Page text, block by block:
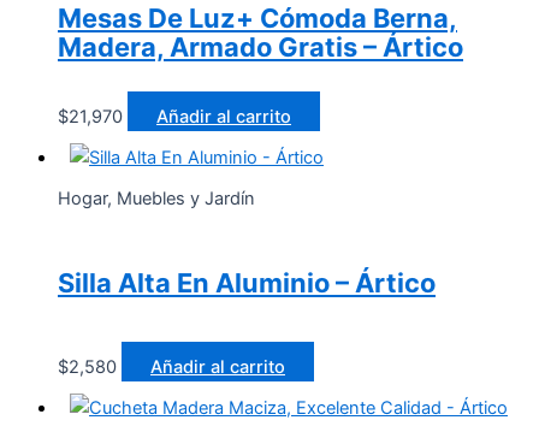
Mesas De Luz+ Cómoda Berna,
Madera, Armado Gratis – Ártico
$21,970 Añadir al carrito
Hogar, Muebles y Jardín
Silla Alta En Aluminio – Ártico
$2,580 Añadir al carrito